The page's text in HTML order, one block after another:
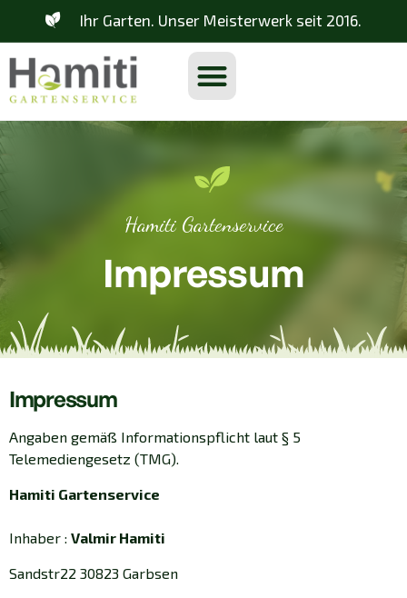
Ihr Garten. Unser Meisterwerk seit 2016.
Hamiti Gartenservice
Impressum
Impressum
Angaben gemäß Informationspflicht laut § 5
Telemediengesetz (TMG).
Hamiti Gartenservice
Inhaber : Valmir Hamiti
Sandstr22 30823 Garbsen